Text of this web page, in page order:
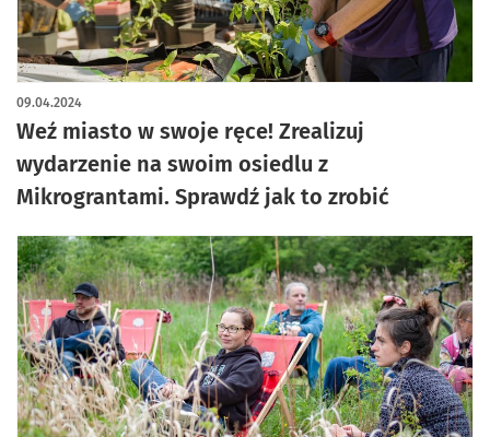
Weź miasto w swoje ręce! Zrealizuj
wydarzenie na swoim osiedlu z
Mikrograntami. Sprawdź jak to zrobić
09.04.2024